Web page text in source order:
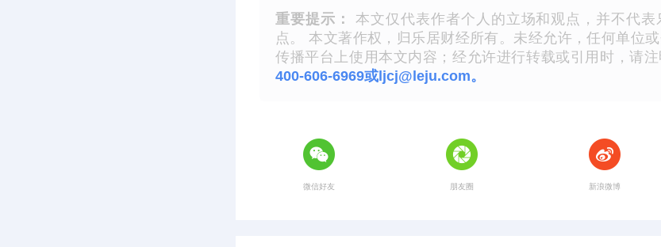
重要提示：
本文仅代表作者个人的立场和观点，并不代表
点。 本文著作权，归乐居财经所有。未经允许，任何单位
传播平台上使用本文内容；经允许进行转载或引用时，请注
400-606-6969或ljcj@leju.com。
微信好友 朋友圈 新浪微博